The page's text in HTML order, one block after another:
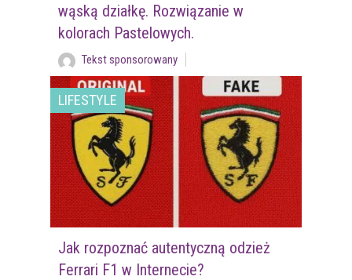
wąską działkę. Rozwiązanie w
kolorach Pastelowych.
Tekst sponsorowany
LIFESTYLE
Jak rozpoznać autentyczną odzież
Ferrari F1 w Internecie?